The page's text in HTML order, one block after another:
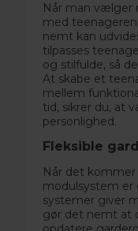
Når man vælger
med
nemt kan
tilpasses
og stilfulde, så
At skabe et
mellem
tid, sikrer du, at
personlighed.
Fleksible
Når det
modulsystem er
systemer giver
gør det nemt at